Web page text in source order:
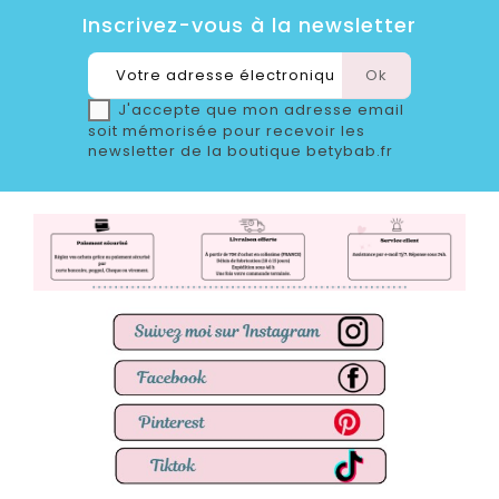
Inscrivez-vous à la newsletter
J'accepte que mon adresse email
soit mémorisée pour recevoir les
newsletter de la boutique betybab.fr